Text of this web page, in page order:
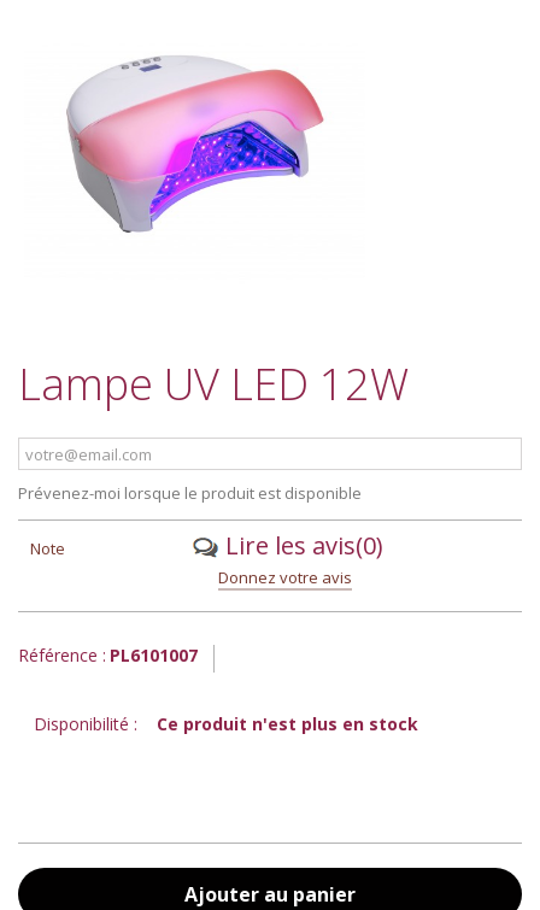
Lampe UV LED 12W
Prévenez-moi lorsque le produit est disponible
Note Lire les avis(0)
Donnez votre avis
Référence : PL6101007
Disponibilité : Ce produit n'est plus en stock
Ajouter au panier